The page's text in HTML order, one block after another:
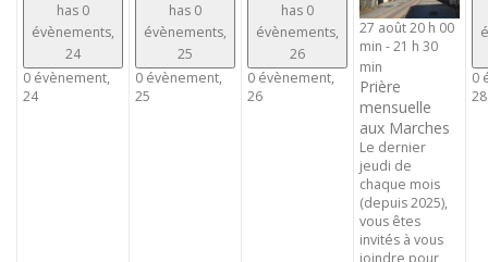
has 0
évènements,
24
0 évènement,
24
has 0
évènements,
25
0 évènement,
25
has 0
évènements,
26
0 évènement,
26
27 août 20 h 00
min -21 h 30
min
Prière
mensuelle
aux Marches
Le dernier
jeudi de
chaque mois
(depuis 2025),
vous êtes
invités à vous
0
28